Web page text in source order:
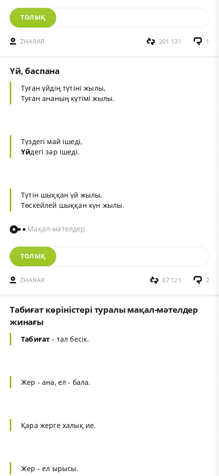
ТОЛЫҚ
ZHARAR 1
201 131
Үй, баспана
Туған үйдің түтіні жылы,
Туған ананың күтімі жылы.
Түздегі май ішеді,
Үйдегі зәр ішеді.
Түтін шыққан үй жылы,
Төскейлей шыққан күн жылы.
Мақал-мәтелдер
ТОЛЫҚ
ZHARAR 2
67 121
Табиғат көріністері туралы мақал-мәтелдер
жинағы
Табиғат - тал бесік.
Жер - ана, ел - бала.
Қара жерге халық ие.
Жер - ел ырысы.